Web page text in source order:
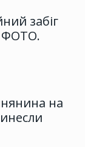
забіг
ФОТО.
на